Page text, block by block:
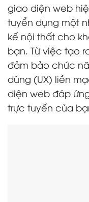
giao diện web
tuyển dụng một
kế nội thất cho
bạn. Từ việc tạo
đảm bảo chức
dùng (UX) liền
diện web đáp
trực tuyến của